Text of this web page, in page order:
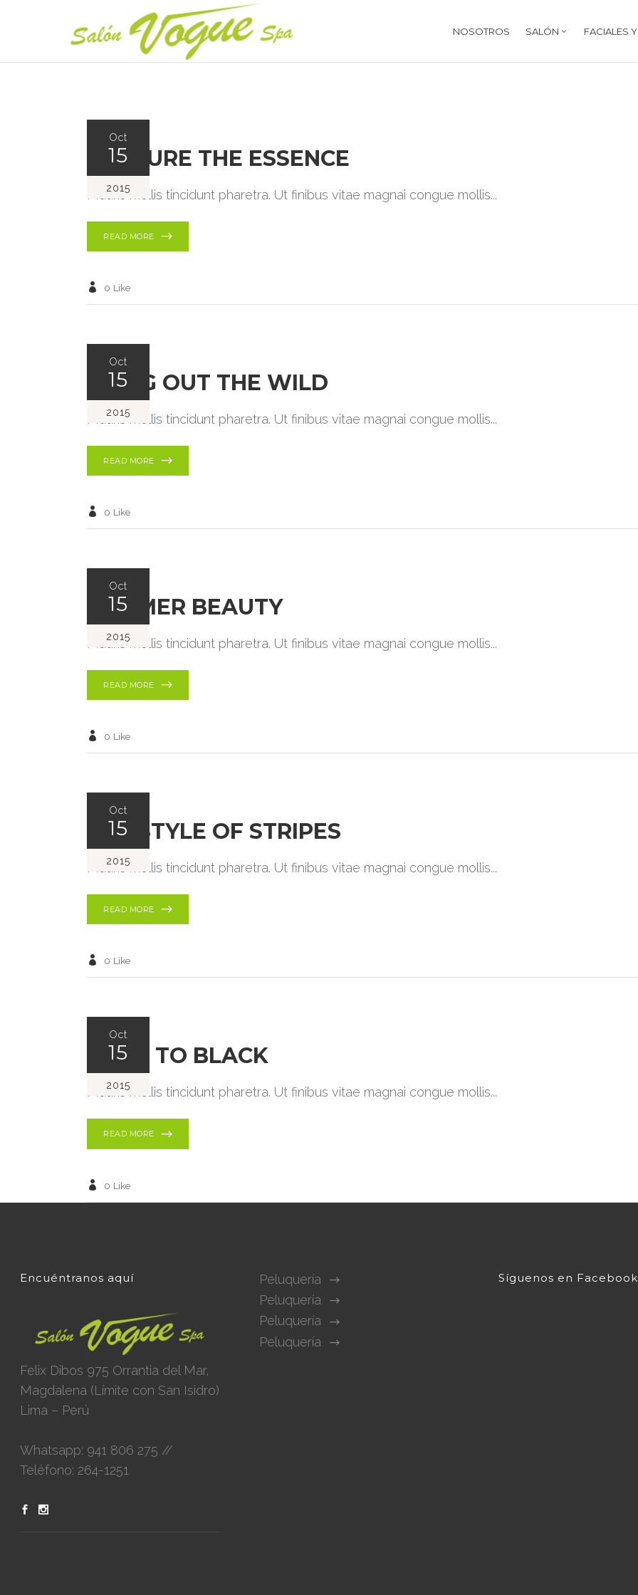
NOSOTROS SALÓN FACIALES
Oct
15
2015
CAPTURE THE ESSENCE
Mauris mollis tincidunt pharetra. Ut finibus vitae magnai congue mollis
READ MORE
0 Like
Oct
15
2015
BRING OUT THE WILD
Mauris mollis tincidunt pharetra. Ut finibus vitae magnai congue mollis
READ MORE
0 Like
Oct
15
2015
SUMMER BEAUTY
Mauris mollis tincidunt pharetra. Ut finibus vitae magnai congue mollis
READ MORE
0 Like
Oct
15
2015
THE STYLE OF STRIPES
Mauris mollis tincidunt pharetra. Ut finibus vitae magnai congue mollis
READ MORE
0 Like
Oct
15
2015
BACK TO BLACK
Mauris mollis tincidunt pharetra. Ut finibus vitae magnai congue mollis
READ MORE
0 Like
Encuéntranos aquí
Felix Dibos 975 Orrantia del Mar,
Magdalena (Límite con San Isidro)
Lima – Perú
Whatsapp: 941 806 275 //
Teléfono: 264-1251
Peluquería
Peluquería
Peluquería
Peluquería
Síguenos en Facebook